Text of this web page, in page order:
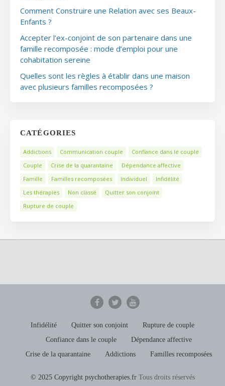
Comment Construire une Relation avec ses Beaux-
Enfants ?
Accepter l’ex-conjoint de son partenaire dans une
famille recomposée : mode d’emploi pour une
cohabitation sereine
Quelles sont les règles à établir dans une maison
avec plusieurs familles recomposées ?
CATÉGORIES
Addictions Communication couple
Confiance dans le couple
Couple
Crise de la quarantaine
Dépendance affective
Famille
Familles recomposées Individuel
Infidélité
Les thérapies
Non classé
Quitter son conjoint
Rupture de couple
Infidélité Quitter son conjoint
Rupture de couple
Confiance dans le couple
Dépendance affective
Crise de la quarantaine
Addictions Familles recomposées
© 2025 Copyright psychotherapies.frTous droits réservés